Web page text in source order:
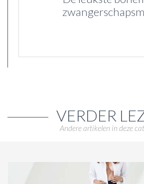
VERDER
Andere artikelen in deze